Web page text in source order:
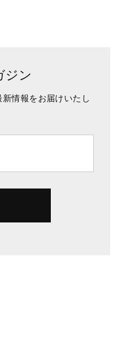
ジン
情報をお届けいたし